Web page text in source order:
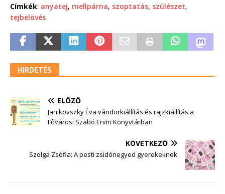
Címkék: anyatej, mellpárna, szoptatás, szülészet,
tejbelövés
HIRDETÉS
ELŐZŐ
Janikovszky Éva vándorkiállítás és rajzkiállítás a
Fővárosi Szabó Ervin Könyvtárban
KÖVETKEZŐ
Szolga Zsófia: A pesti zsidónegyed gyerekeknek